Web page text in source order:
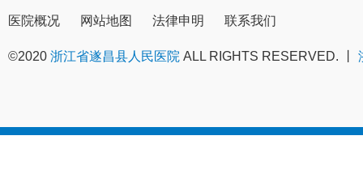
医院概况 网站地图 法律申明 联系我们
©2020 浙江省遂昌县人民医院 ALL RIGHTS RESERVED. 丨